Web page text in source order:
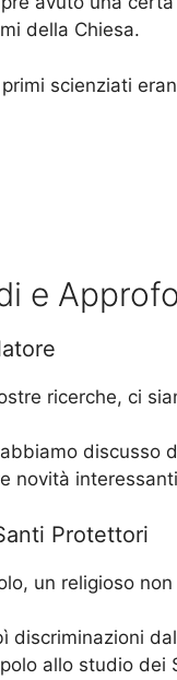
della Chiesa.
scienziati
e
ricerche, ci
discusso
novità
Protettori
un religioso
discriminazioni
allo studio